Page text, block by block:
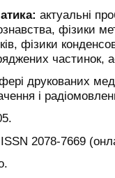
актуальні
фізики
фізики
частинок,
друкованих
і
2078-7669